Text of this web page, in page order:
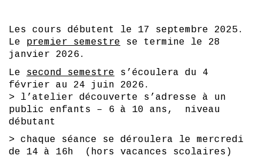
Les cours débutent le 17 septembre 2025.
Le premier semestre se termine le 28
janvier 2026.
Le second semestre s’écoulera du 4
février au 24 juin 2026.
> l’atelier découverte s’adresse à un
public enfants – 6 à 10 ans, niveau
débutant
> chaque séance se déroulera le mercredi
de 14 à 16h (hors vacances scolaires)